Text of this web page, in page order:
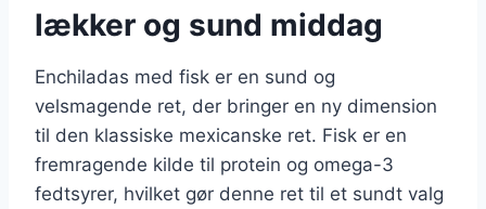
lækker og sund middag
Enchiladas med fisk er en sund og
velsmagende ret, der bringer en ny dimension
til den klassiske mexicanske ret. Fisk er en
fremragende kilde til protein og omega-3
fedtsyrer, hvilket gør denne ret til et sundt valg